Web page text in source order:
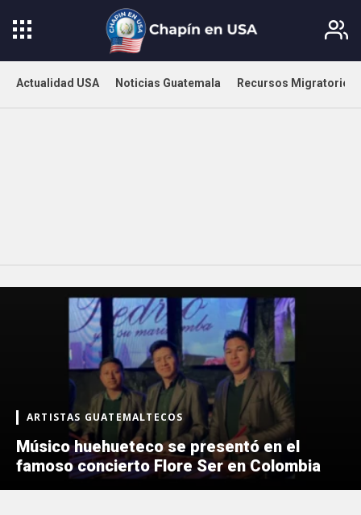
Actualidad USA Noticias Guatemala Recursos Migratorios
ARTISTAS GUATEMALTECOS
Músico huehueteco se presentó en el
famoso concierto Flore Ser en Colombia